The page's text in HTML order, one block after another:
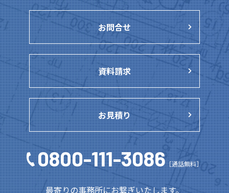
お問合せ
資料請求
お見積り
0800-111-3086 ［通話無料］
最寄りの事務所にお繋ぎいたします。